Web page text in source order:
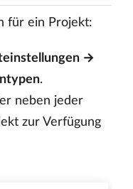
für ein Projekt:
→
.
neben jeder
zur Verfügung